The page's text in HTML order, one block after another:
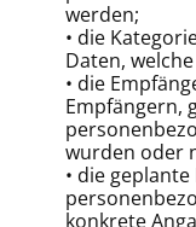
werden;
• die
Daten,
• die
Empfängern,
wurden oder
• die
konkrete